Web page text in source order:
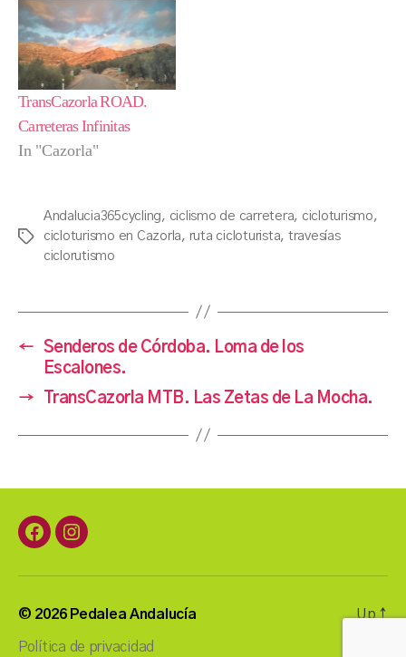
TransCazorla ROAD.
Carreteras Infinitas
In "Cazorla"
Tags
Andalucia365cycling, ciclismo de carretera, cicloturismo,
cicloturismo en Cazorla, ruta cicloturista, travesías
ciclorutismo
←
Senderos de Córdoba. Loma de los
Escalones.
→
TransCazorla MTB. Las Zetas de La Mocha.
FacebookInstagram
© 2026 Pedalea Andalucía
Política de privacidad
Up↑